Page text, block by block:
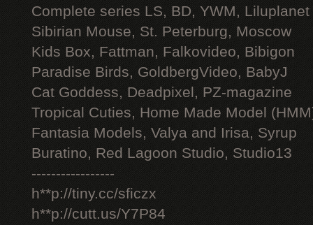
Complete series LS, BD, YWM, Liluplanet
Sibirian Mouse, St. Peterburg, Moscow
Kids Box, Fattman, Falkovideo, Bibigon
Paradise Birds, GoldbergVideo, BabyJ
Cat Goddess, Deadpixel, PZ-magazine
Tropical Cuties, Home Made Model
Fantasia Models, Valya and Irisa, Syrup
Buratino, Red Lagoon Studio, Studio13
-----------------
h**p://tiny.cc/sficzx
h**p://cutt.us/Y7P84